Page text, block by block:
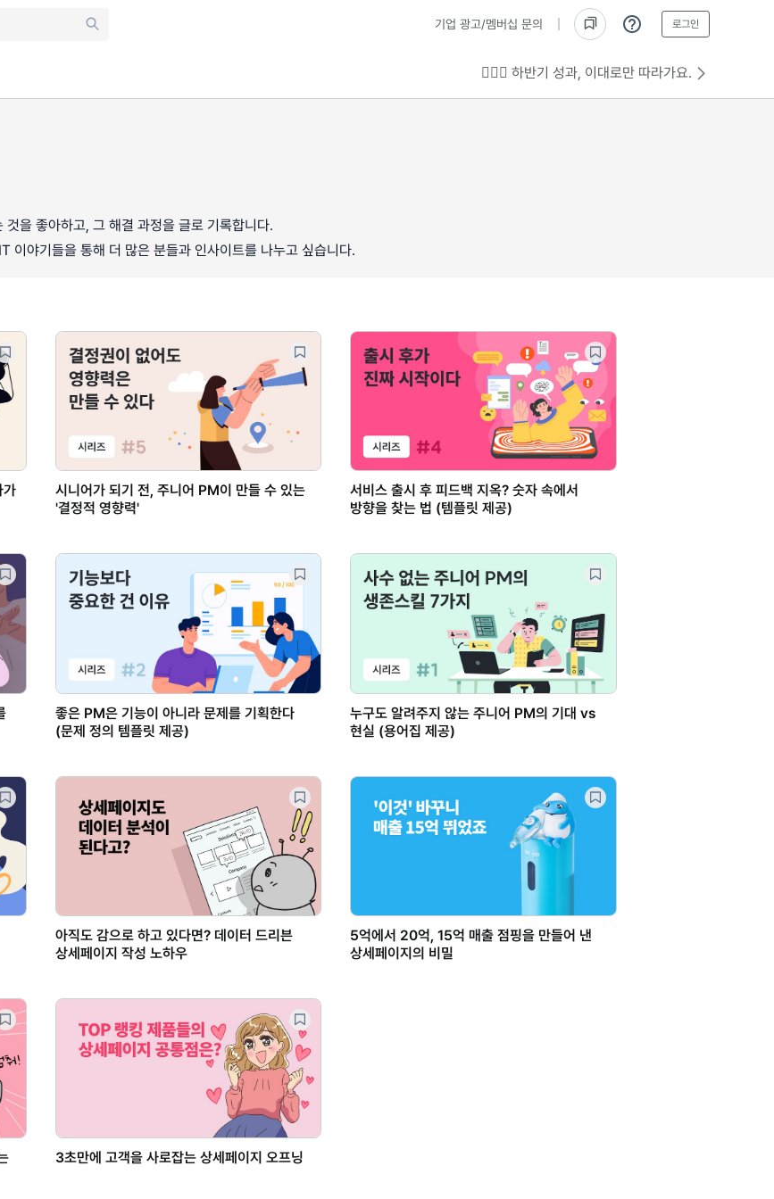
기업 광고/멤버십 문의 로그인
💁🏻‍♂️ 하반기 성과, 이대로만 따라가요.
것을 좋아하고, 그 해결 과정을 글로 기록합니다.
이야기들을 통해 더 많은 분들과 인사이트를 나누고 싶습니다.
가
시니어가 되기 전, 주니어 PM이 만들 수 있는
'결정적 영향력'
서비스 출시 후 피드백 지옥? 숫자 속에서
방향을 찾는 법 (템플릿 제공)
좋은 PM은 기능이 아니라 문제를 기획한다
(문제 정의 템플릿 제공)
누구도 알려주지 않는 주니어 PM의 기대 vs
현실 (용어집 제공)
아직도 감으로 하고 있다면? 데이터 드리븐
상세페이지 작성 노하우
5억에서 20억, 15억 매출 점핑을 만들어 낸
상세페이지의 비밀
3초만에 고객을 사로잡는 상세페이지 오프닝